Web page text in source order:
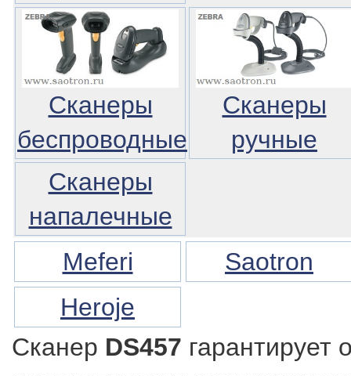
Сканеры
беспроводные
Сканеры
ручные
Сканеры
напалечные
Meferi
Saotron
Heroje
Сканер DS457 гарантирует